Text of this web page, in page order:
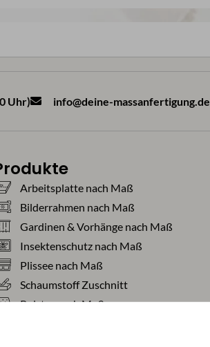
Uhr) info@deine-massanfertigung.de
Arbeitsplatte nach Maß
Bilderrahmen nach Maß
Gardinen & Vorhänge nach Maß
Insektenschutz nach Maß
Plissee nach Maß
Schaumstoff Zuschnitt
Polster nach Maß